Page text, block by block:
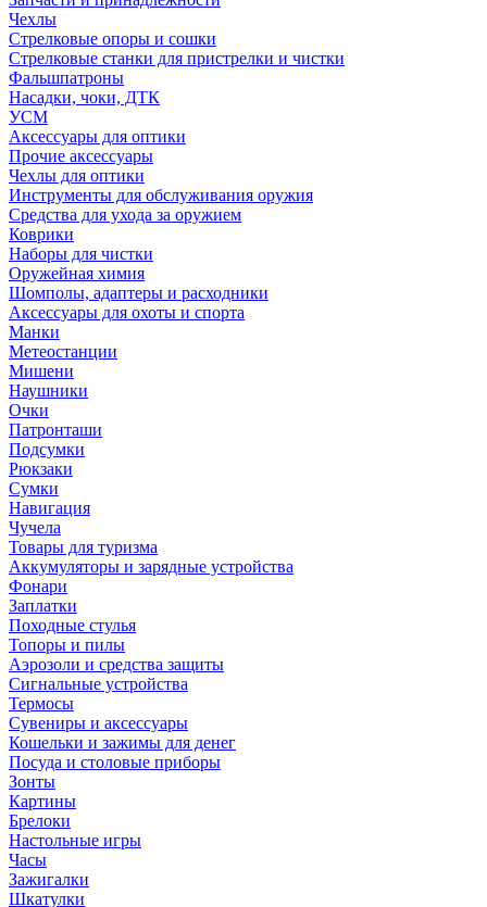
Чехлы
Стрелковые опоры и сошки
Стрелковые станки для пристрелки и чистки
Фальшпатроны
Насадки, чоки, ДТК
УСМ
Аксессуары для оптики
Прочие аксессуары
Чехлы для оптики
Инструменты для обслуживания оружия
Средства для ухода за оружием
Коврики
Наборы для чистки
Оружейная химия
Шомполы, адаптеры и расходники
Аксессуары для охоты и спорта
Манки
Метеостанции
Мишени
Наушники
Очки
Патронташи
Подсумки
Рюкзаки
Сумки
Навигация
Чучела
Товары для туризма
Аккумуляторы и зарядные устройства
Фонари
Заплатки
Походные стулья
Топоры и пилы
Аэрозоли и средства защиты
Сигнальные устройства
Термосы
Сувениры и аксессуары
Кошельки и зажимы для денег
Посуда и столовые приборы
Зонты
Картины
Брелоки
Настольные игры
Часы
Зажигалки
Шкатулки